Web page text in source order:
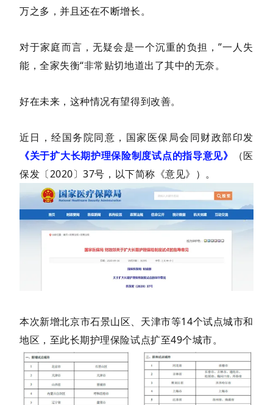
万之多，并且还在不断增长。
对于家庭而言，无疑会是一个沉重的负担，”一人失
能，全家失衡“非常贴切地道出了其中的无奈。
好在未来，这种情况有望得到改善。
近日，经国务院同意，国家医保局会同财政部印发
《关于扩大长期护理保险制度试点的指导意见》
（医
保发〔2020〕37号，以下简称《意见》）。
本次新增北京市石景山区、天津市等14个试点城市和
地区，至此长期护理保险试点扩至49个城市。